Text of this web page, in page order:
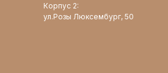
Корпус 2:
ул.Розы Люксембург, 50